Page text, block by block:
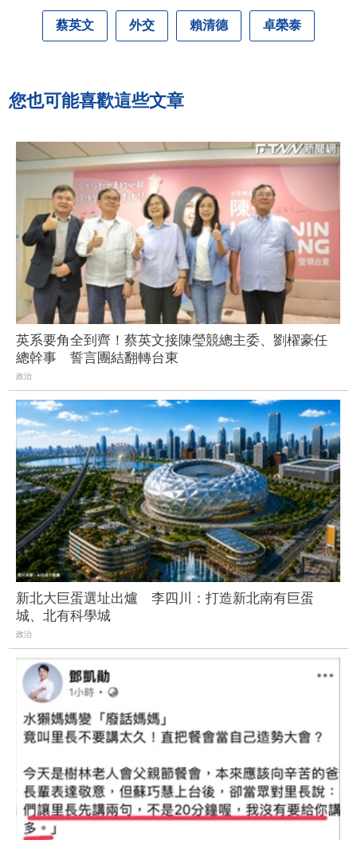
蔡英文 外交 賴清德 卓榮泰
您也可能喜歡這些文章
英系要角全到齊！蔡英文接陳瑩競總主委、劉櫂豪任
總幹事 誓言團結翻轉台東
政治
新北大巨蛋選址出爐 李四川：打造新北南有巨蛋
城、北有科學城
政治